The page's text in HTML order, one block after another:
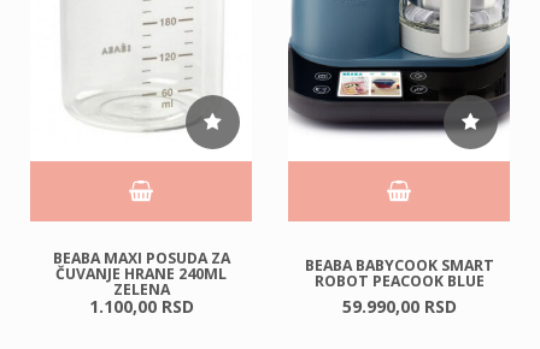
BEABA MAXI POSUDA ZA
ČUVANJE HRANE 240ML
ZELENA
1.100,00 RSD
BEABA BABYCOOK SMART
ROBOT PEACOOK BLUE
59.990,00 RSD